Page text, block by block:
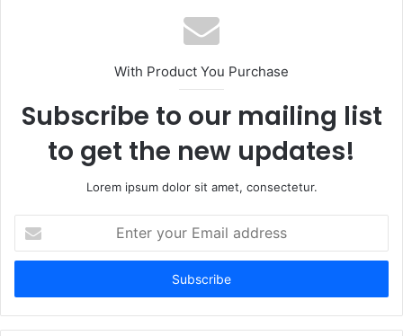
With Product You Purchase
Subscribe to our mailing list
to get the new updates!
Lorem ipsum dolor sit amet, consectetur.
your
Email